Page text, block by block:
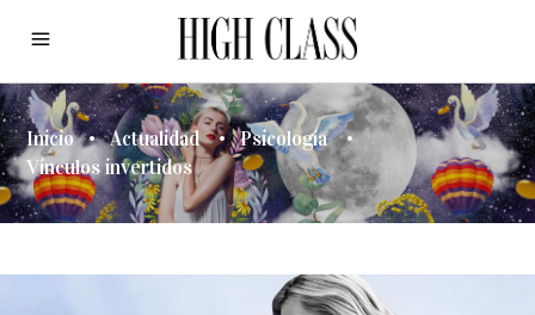
Inicio • Actualidad • Psicología •
Vínculos invertidos